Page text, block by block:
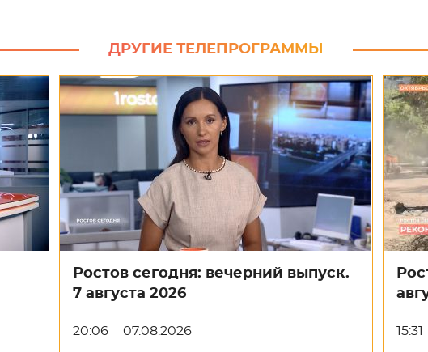
ДРУГИЕ ТЕЛЕПРОГРАММЫ
Ростов сегодня: вечерний выпуск.
7 августа 2026
20:06 07.08.2026 15:31